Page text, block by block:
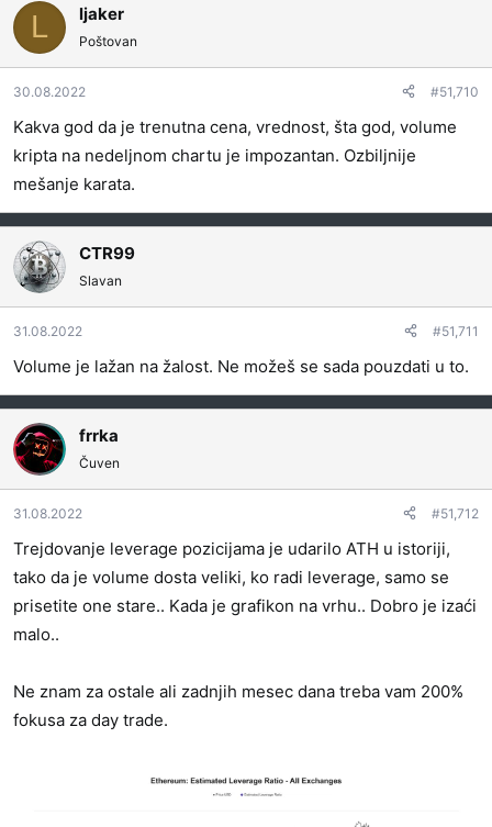
g
v
a
n
a
:
L ljaker
Poštovan
30.08.2022 #51,710
Kakva god da je trenutna cena, vrednost, šta god, volume
kripta na nedeljnom chartu je impozantan. Ozbiljnije
mešanje karata.
CTR99
Slavan
31.08.2022 #51,711
Volume je lažan na žalost. Ne možeš se sada pouzdati u to.
frrka
Čuven
31.08.2022 #51,712
Trejdovanje leverage pozicijama je udarilo ATH u istoriji,
tako da je volume dosta veliki, ko radi leverage, samo se
prisetite one stare.. Kada je grafikon na vrhu.. Dobro je izaći
malo..
Ne znam za ostale ali zadnjih mesec dana treba vam 200%
fokusa za day trade.